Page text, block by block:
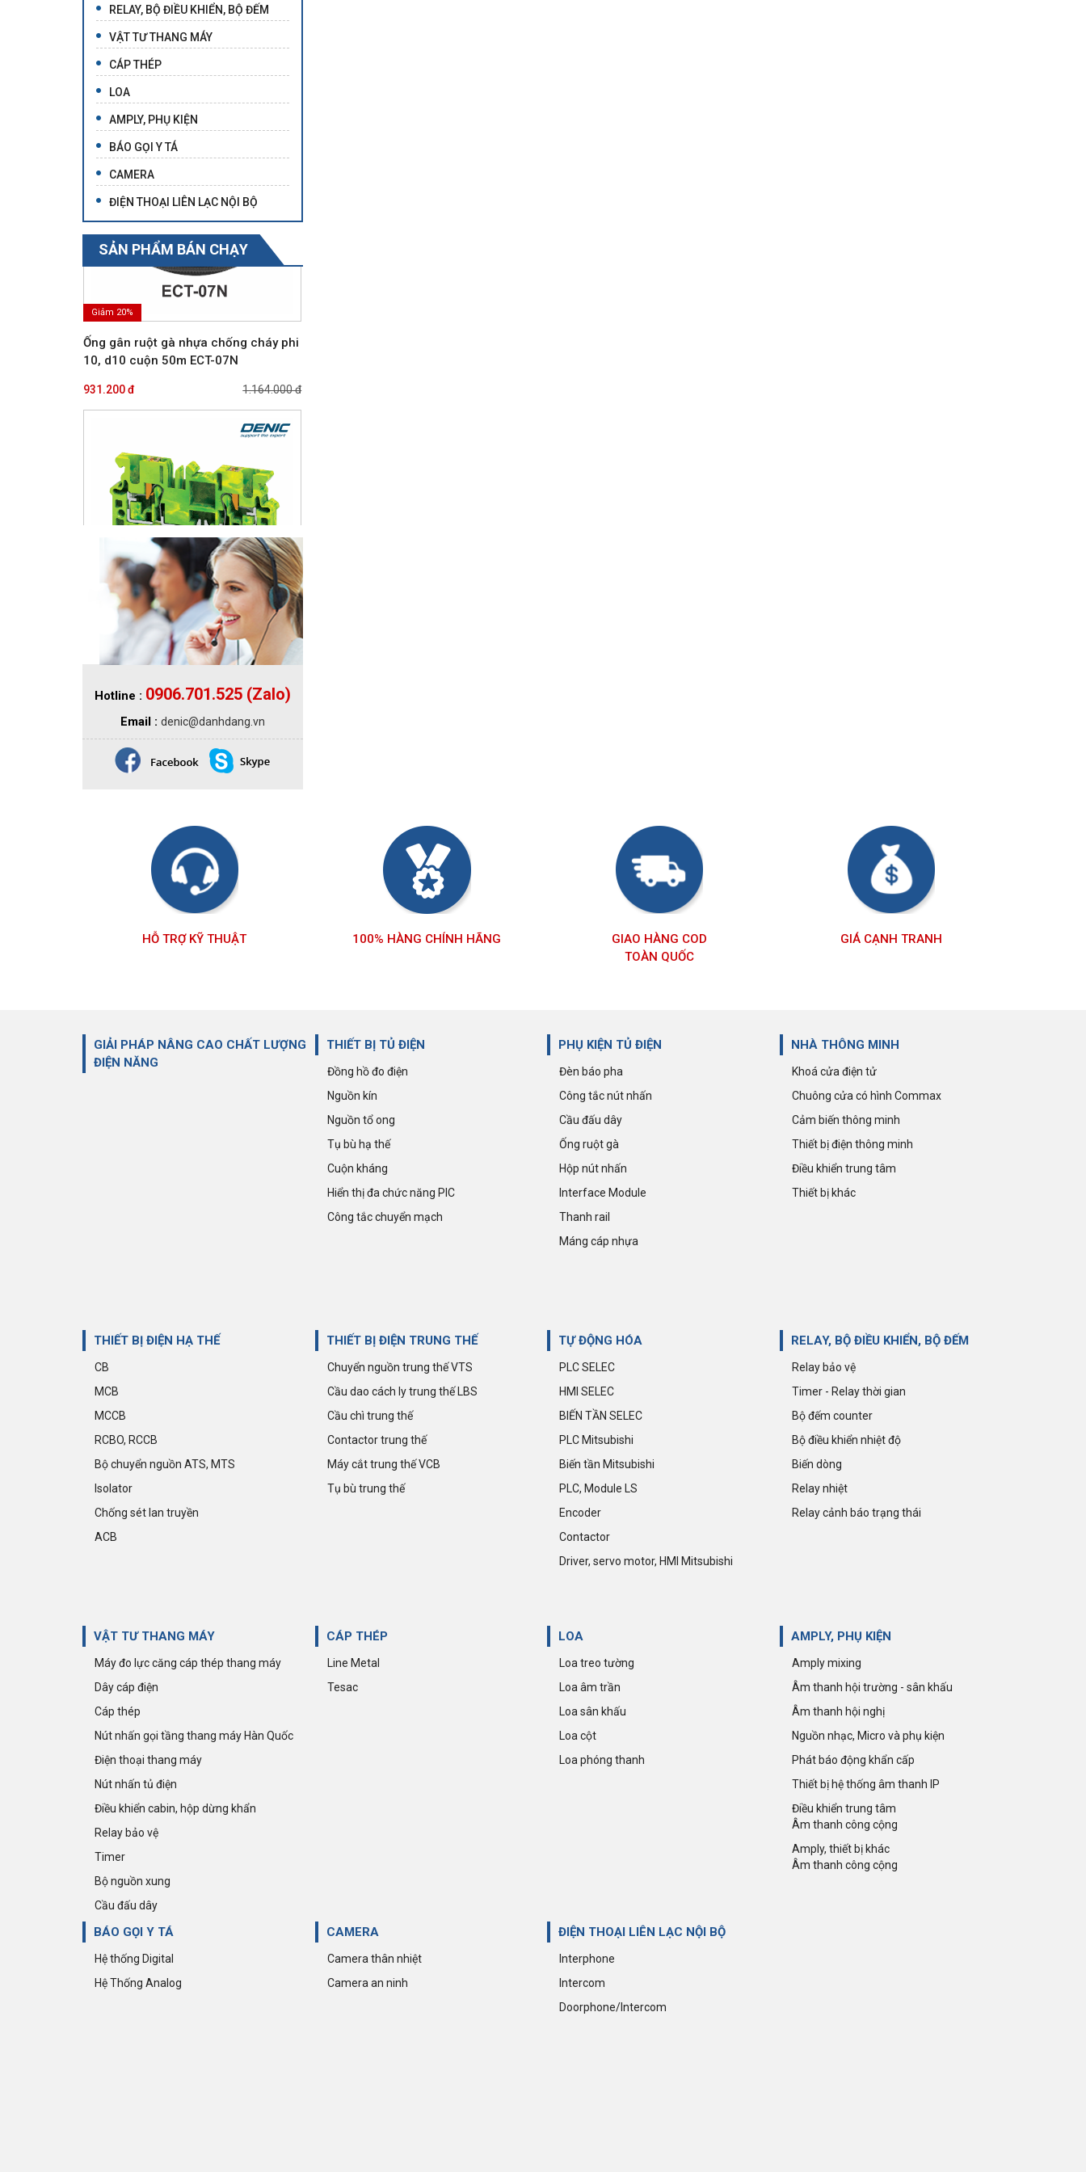
RELAY, BỘ ĐIỀU KHIỂN, BỘ ĐẾM
VẬT TƯ THANG MÁY
CÁP THÉP
LOA
AMPLY, PHỤ KIỆN
BÁO GỌI Y TÁ
CAMERA
ĐIỆN THOẠI LIÊN LẠC NỘI BỘ
SẢN PHẨM BÁN CHẠY
Ống gân ruột gà nhựa chống cháy phi
10, d10 cuộn 50m ECT-07N
931.200 đ
Giảm 35%
Cầu đấu dây tiếp địa dạng gài Push-in
CPG2.5 | CONNECTWELL
Cầu đấu dây dạng gài Push-in 8 tầng
Giảm 35%
CẦU ĐẤU DÂY DẠNG GÀI PUSH-IN
Đồng hồ đo đa chức năng - MX300 -
585.000 đ
Hotline : 0906.701.525 (Zalo)
Email : denic@danhdang.vn
HỖ TRỢ KỸ THUẬT 100% HÀNG CHÍNH HÃNG
GIAO HÀNG COD
TOÀN QUỐC
GIÁ CẠNH TRANH
GIẢI PHÁP NÂNG CAO CHẤT LƯỢNG
ĐIỆN NĂNG
THIẾT BỊ TỦ ĐIỆN
Đồng hồ đo điện
Nguồn kín
Nguồn tổ ong
Tụ bù hạ thế
Cuộn kháng
Hiển thị đa chức năng PIC
Công tắc chuyển mạch
PHỤ KIỆN TỦ ĐIỆN
Đèn báo pha
Công tắc nút nhấn
Cầu đấu dây
Ống ruột gà
Hộp nút nhấn
Interface Module
Thanh rail
Máng cáp nhựa
NHÀ THÔNG MINH
Khoá cửa điện tử
Chuông cửa có hình Commax
Cảm biến thông minh
Thiết bị điện thông minh
Điều khiển trung tâm
Thiết bị khác
THIẾT BỊ ĐIỆN HẠ THẾ
CB
MCB
MCCB
RCBO, RCCB
Bộ chuyển nguồn ATS, MTS
Isolator
Chống sét lan truyền
ACB
THIẾT BỊ ĐIỆN TRUNG THẾ
Chuyển nguồn trung thế VTS
Cầu dao cách ly trung thế LBS
Cầu chì trung thế
Contactor trung thế
Máy cắt trung thế VCB
Tụ bù trung thế
TỰ ĐỘNG HÓA
PLC SELEC
HMI SELEC
BIẾN TẦN SELEC
PLC Mitsubishi
Biến tần Mitsubishi
PLC, Module LS
Encoder
Contactor
Driver, servo motor, HMI Mitsubishi
RELAY, BỘ ĐIỀU KHIỂN, BỘ ĐẾM
Relay bảo vệ
Timer - Relay thời gian
Bộ đếm counter
Bộ điều khiển nhiệt độ
Biến dòng
Relay nhiệt
Relay cảnh báo trạng thái
VẬT TƯ THANG MÁY
Máy đo lực căng cáp thép thang máy
Dây cáp điện
Cáp thép
Nút nhấn gọi tầng thang máy Hàn Quốc
Điện thoại thang máy
Nút nhấn tủ điện
Điều khiển cabin, hộp dừng khẩn
Relay bảo vệ
Timer
Bộ nguồn xung
Cầu đấu dây
CÁP THÉP
Line Metal
Tesac
LOA
Loa treo tường
Loa âm trần
Loa sân khấu
Loa cột
Loa phóng thanh
AMPLY, PHỤ KIỆN
Amply mixing
Âm thanh hội trường - sân khấu
Âm thanh hội nghị
Nguồn nhạc, Micro và phụ kiện
Phát báo động khẩn cấp
Thiết bị hệ thống âm thanh IP
Điều khiển trung tâm
Âm thanh công cộng
Amply, thiết bị khác
Âm thanh công cộng
BÁO GỌI Y TÁ
Hệ thống Digital
Hệ Thống Analog
CAMERA
Camera thân nhiệt
Camera an ninh
ĐIỆN THOẠI LIÊN LẠC NỘI BỘ
Interphone
Intercom
Doorphone/Intercom